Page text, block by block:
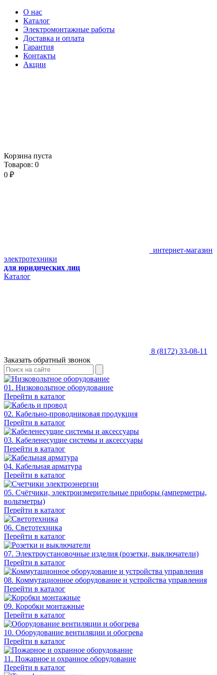
О нас
Каталог
Электромонтажные работы
Доставка и оплата
Гарантия
Контакты
Акции
Корзина пуста
Товаров: 0
0 ₽
интернет-магазин
электротехники
для юридических лиц
Каталог
8 (8172) 33-08-11
Заказать обратный звонок
01. Низковольтное оборудование
Перейти в каталог
02. Кабельно-проводниковая продукция
Перейти в каталог
03. Кабеленесущие системы и аксессуары
Перейти в каталог
04. Кабельная арматура
Перейти в каталог
05. Счётчики, электроизмерительные приборы (амперметры,
вольтметры)
Перейти в каталог
06. Светотехника
Перейти в каталог
07. Электроустановочные изделия (розетки, выключатели)
Перейти в каталог
08. Коммутационное оборудование и устройства управления
Перейти в каталог
09. Коробки монтажные
Перейти в каталог
10. Оборудование вентиляции и обогрева
Перейти в каталог
11. Пожарное и охранное оборудование
Перейти в каталог